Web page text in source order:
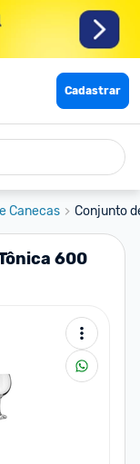
Cadastrar
Canecas Conjunto
600